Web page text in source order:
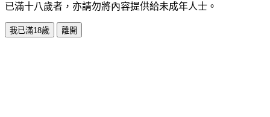
已滿十八歲者，亦請勿將內容提供給未成年人士。
我已滿18歲 離開